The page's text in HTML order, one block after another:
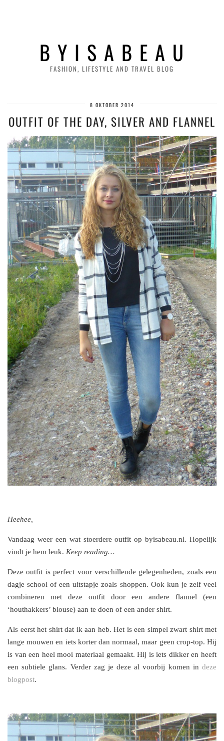
B Y I S A B E A U
FASHION, LIFESTYLE AND TRAVEL BLOG
8 OKTOBER 2014
OUTFIT OF THE DAY, SILVER AND FLANNEL
Heehee,
Vandaag weer een wat stoerdere outfit op byisabeau.nl. Hopelijk
vindt je hem leuk. Keep reading…
Deze outfit is perfect voor verschillende gelegenheden, zoals een
dagje school of een uitstapje zoals shoppen. Ook kun je zelf veel
combineren met deze outfit door een andere flannel (een
‘houthakkers’ blouse) aan te doen of een ander shirt.
Als eerst het shirt dat ik aan heb. Het is een simpel zwart shirt met
lange mouwen en iets korter dan normaal, maar geen crop-top. Hij
is van een heel mooi materiaal gemaakt. Hij is iets dikker en heeft
een subtiele glans. Verder zag je deze al voorbij komen in deze
blogpost.